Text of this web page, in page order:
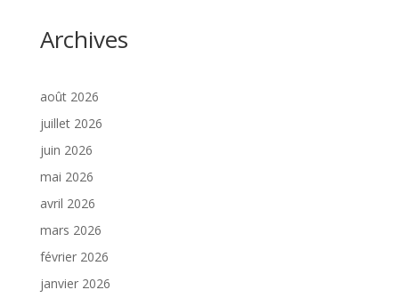
Archives
août 2026
juillet 2026
juin 2026
mai 2026
avril 2026
mars 2026
février 2026
janvier 2026